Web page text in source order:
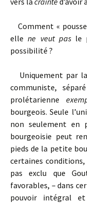
Comment «
ellene veut pas le
possibilité ?
Uniquement par
communiste,
prolétarienne
bourgeois. Seule
non seulement en
bourgeoisie peut
pieds de la petite
certaines conditions,
pas exclu que
favorables, – dans
pouvoir intégral